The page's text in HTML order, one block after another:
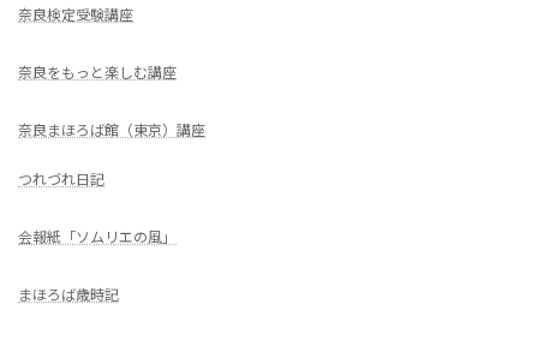
奈良検定受験講座
奈良をもっと楽しむ講座
奈良まほろば館（東京）講座
つれづれ日記
会報紙「ソムリエの風」
まほろば歳時記